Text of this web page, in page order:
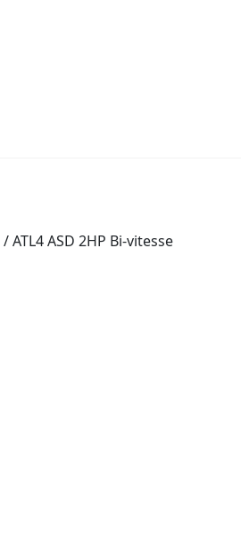
/ATL4 ASD 2HP Bi-vitesse